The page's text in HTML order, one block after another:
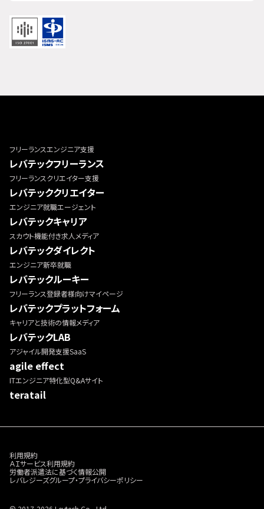
フリーランスエンジニア支援
レバテックフリーランス
フリーランスクリエイター支援
レバテッククリエイター
エンジニア就職エージェント
レバテックキャリア
スカウト機能付き求人メディア
レバテックダイレクト
エンジニア新卒就職
レバテックルーキー
フリーランス登録者様向けマイページ
レバテックプラットフォーム
キャリアと技術の情報メディア
レバテックLAB
アジャイル開発支援SaaS
agile effect
ITエンジニア特化型Q&Aサイト
teratail
利用規約
ＡＩサービス利用規約
労働者派遣法に基づく情報公開
レバレジーズグループ・プライバシーポリシー